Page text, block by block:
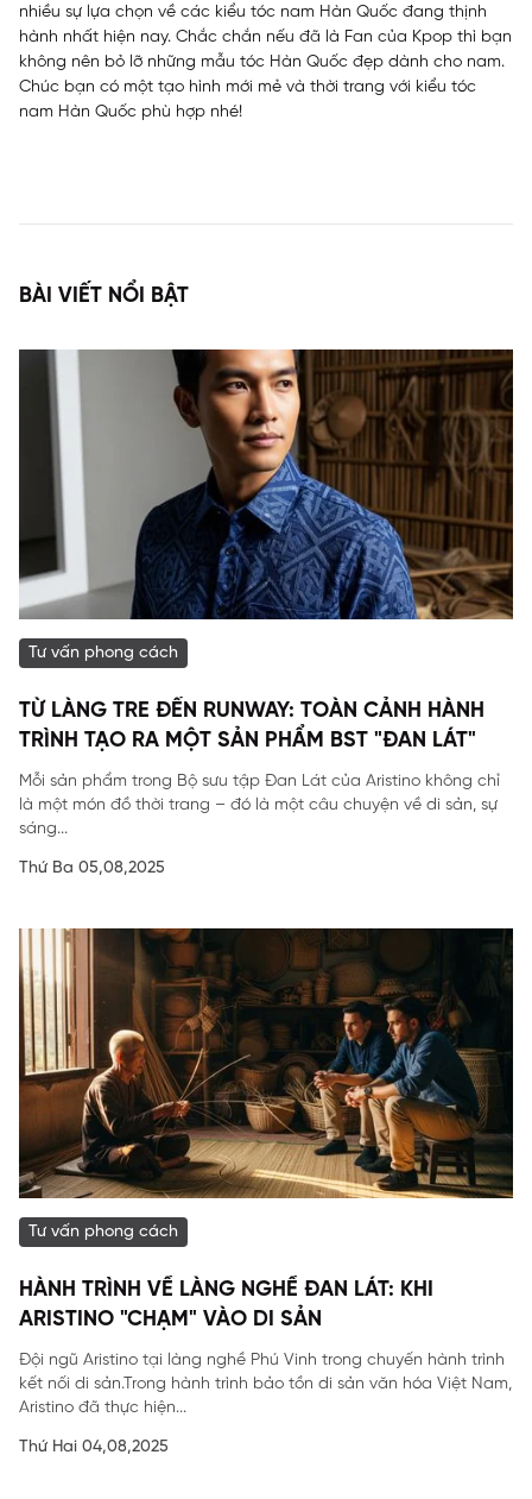
nhiều sự lựa chọn về các kiểu tóc nam Hàn Quốc đang thịnh
hành nhất hiện nay. Chắc chắn nếu đã là Fan của Kpop thì bạn
không nên bỏ lỡ những mẫu tóc Hàn Quốc đẹp dành cho nam.
Chúc bạn có một tạo hình mới mẻ và thời trang với kiểu tóc
nam Hàn Quốc phù hợp nhé!
BÀI VIẾT NỔI BẬT
Tư vấn phong cách
TỪ LÀNG TRE ĐẾN RUNWAY: TOÀN CẢNH HÀNH
TRÌNH TẠO RA MỘT SẢN PHẨM BST "ĐAN LÁT"
Mỗi sản phẩm trong Bộ sưu tập Đan Lát của Aristino không chỉ
là một món đồ thời trang – đó là một câu chuyện về di sản, sự
sáng...
Thứ Ba 05,08,2025
Tư vấn phong cách
HÀNH TRÌNH VỀ LÀNG NGHỀ ĐAN LÁT: KHI
ARISTINO "CHẠM" VÀO DI SẢN
Đội ngũ Aristino tại làng nghề Phú Vinh trong chuyến hành trình
kết nối di sản.Trong hành trình bảo tồn di sản văn hóa Việt Nam,
Aristino đã thực hiện...
Thứ Hai 04,08,2025